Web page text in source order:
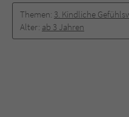
Themen: 3. Kindliche
Alter: ab 3 Jahren